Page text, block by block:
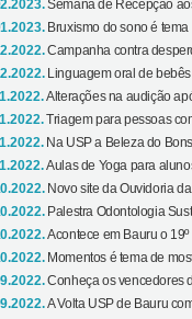
Semana de Recepção
Bruxismo do sono é
Campanha contra
Linguagem oral de
Alterações na audição
Triagem para pessoas
Na USP a Beleza do
Aulas de Yoga para
Novo site da Ouvidoria
Palestra Odontologia
Acontece em Bauru o 19º
Momentos é tema de
Conheça os vencedores
A Volta USP de Bauru